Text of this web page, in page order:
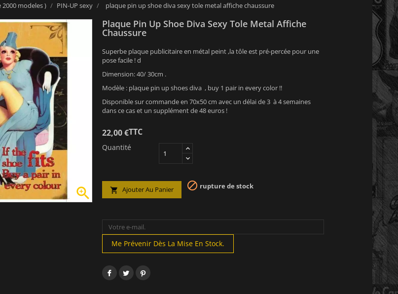
modeles ) PIN-UP sexy plaque pin up shoe diva sexy tole metal affiche chaussure

Plaque Pin Up Shoe Diva Sexy Tole Metal Affiche
Chaussure
Superbe plaque publicitaire en métal peint ,la tôle est pré-percée pour une
pose facile ! d
Dimension: 40/ 30cm .
Modèle : plaque pin up shoes diva , buy 1 pair in every color !!
Disponible sur commande en 70x50 cm avec un délai de 3 à 4 semaines
dans ce cas et un supplément de 48 euros !
22,00 €TTC
Quantité
 Ajouter Au Panier  rupture de stock
Me Prévenir Dès La Mise En Stock.